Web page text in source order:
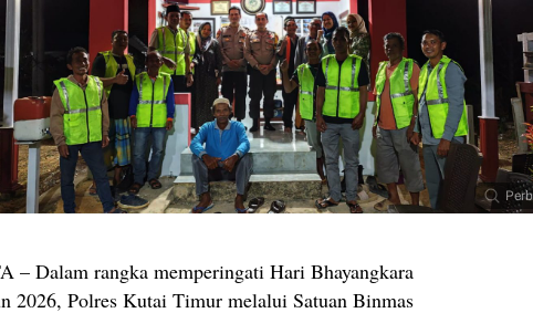
– Dalam rangka memperingati Hari Bhayangkara
2026, Polres Kutai Timur melalui Satuan Binmas